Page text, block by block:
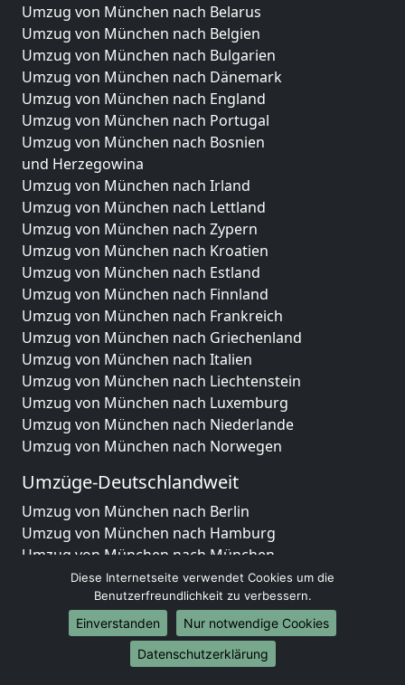
Umzug von München nach Belarus
Umzug von München nach Belgien
Umzug von München nach Bulgarien
Umzug von München nach Dänemark
Umzug von München nach England
Umzug von München nach Portugal
Umzug von München nach Bosnien
und Herzegowina
Umzug von München nach Irland
Umzug von München nach Lettland
Umzug von München nach Zypern
Umzug von München nach Kroatien
Umzug von München nach Estland
Umzug von München nach Finnland
Umzug von München nach Frankreich
Umzug von München nach Griechenland
Umzug von München nach Italien
Umzug von München nach Liechtenstein
Umzug von München nach Luxemburg
Umzug von München nach Niederlande
Umzug von München nach Norwegen
Umzüge-Deutschlandweit
Umzug von München nach Berlin
Umzug von München nach Hamburg
Umzug von München nach München
Umzug von München nach Köln
Umzug von München nach Frankfurt am Main
Umzug von München nach Stuttgart
Umzug von München nach Düsseldorf
Umzug von München nach Leipzig
Diese Internetseite verwendet Cookies um die
Benutzerfreundlichkeit zu verbessern.
Einverstanden
Nur notwendige Cookies
Datenschutzerklärung